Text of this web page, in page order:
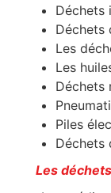
Déchets
Déchets
Les
Les
Déchets
Piles
Déchets
Les